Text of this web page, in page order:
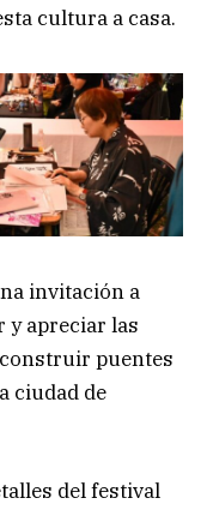
cultura a casa.
invitación a
y apreciar las
puentes
ciudad de
del festival